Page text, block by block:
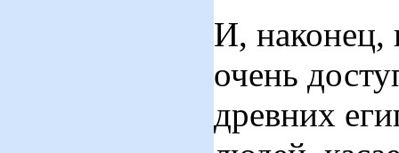
И, наконец,
очень
древних